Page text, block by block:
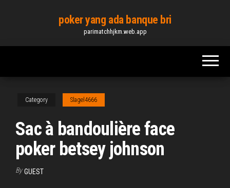
content
poker yang ada banque bri
parimatchhjkm.web.app
Category Slagel4666
Sac à bandoulière face
poker betsey johnson
By GUEST